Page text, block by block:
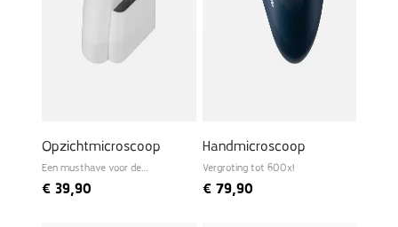
Opzichtmicroscoop
Een musthave voor de
€ 39,90
Handmicroscoop
Vergroting tot 600x!
€79,90